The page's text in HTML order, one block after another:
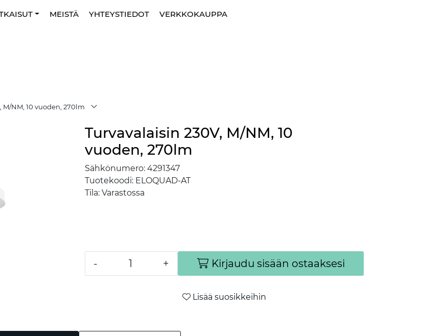
MEISTÄ YHTEYSTIEDOT VERKKOKAUPPA
M/NM, 10 vuoden, 270lm
Turvavalaisin 230V, M/NM, 10
vuoden, 270lm
Sähkönumero: 4291347
Tuotekoodi: ELOQUAD-AT
Tila: Varastossa
- + Kirjaudu sisään ostaaksesi
Lisää suosikkeihin